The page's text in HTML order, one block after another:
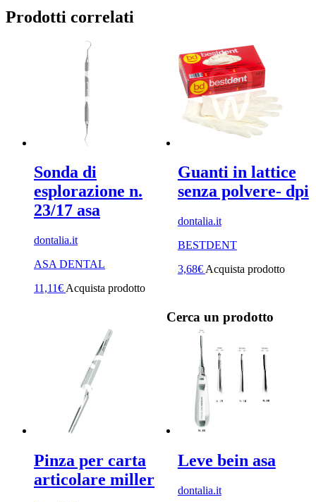
Prodotti correlati
Sonda di
esplorazione n.
23/17 asa
dontalia.it
ASA DENTAL
11,11€ Acquista prodotto
Guanti in lattice
senza polvere- dpi
dontalia.it
BESTDENT
3,68€ Acquista prodotto
Pinza per carta
articolare miller
Leve bein asa
dontalia.it
Cerca un prodotto